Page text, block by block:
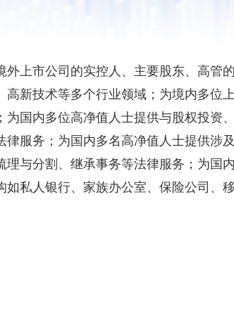
外上市公司的实控人、主要股东、高管
高新技术等多个行业领域；为境内多位
为国内多位高净值人士提供与股权投资
律服务；为国内多名高净值人士提供涉
理与分割、继承事务等法律服务；为国
如私人银行、家族办公室、保险公司、